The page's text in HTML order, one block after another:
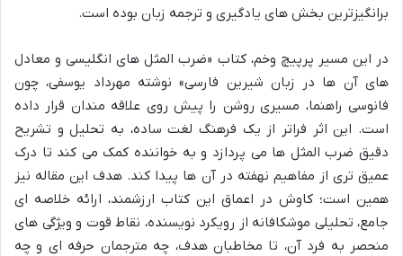
برانگیزترین بخش های یادگیری و ترجمه زبان بوده است.
در این مسیر پرپیچ وخم، کتاب «ضرب المثل های انگلیسی و معادل
های آن ها در زبان شیرین فارسی» نوشته مهرداد یوسفی، چون
فانوسی راهنما، مسیری روشن را پیش روی علاقه مندان قرار داده
است. این اثر فراتر از یک فرهنگ لغت ساده، به تحلیل و تشریح
دقیق ضرب المثل ها می پردازد و به خواننده کمک می کند تا درک
عمیق تری از مفاهیم نهفته در آن ها پیدا کند. هدف این مقاله نیز
همین است؛ کاوش در اعماق این کتاب ارزشمند، ارائه خلاصه ای
جامع، تحلیلی موشکافانه از رویکرد نویسنده، نقاط قوت و ویژگی های
منحصر به فرد آن، تا مخاطبان هدف، چه مترجمان حرفه ای و چه